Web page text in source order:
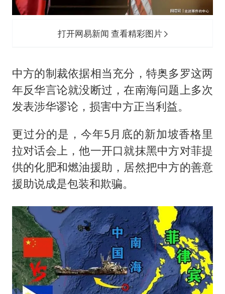
打开网易新闻 查看精彩图片
中方的制裁依据相当充分，特奥多罗这两
年反华言论就没断过，在南海问题上多次
发表涉华谬论，损害中方正当利益。
更过分的是，今年5月底的新加坡香格里
拉对话会上，他一开口就抹黑中方对菲提
供的化肥和燃油援助，居然把中方的善意
援助说成是包装和欺骗。